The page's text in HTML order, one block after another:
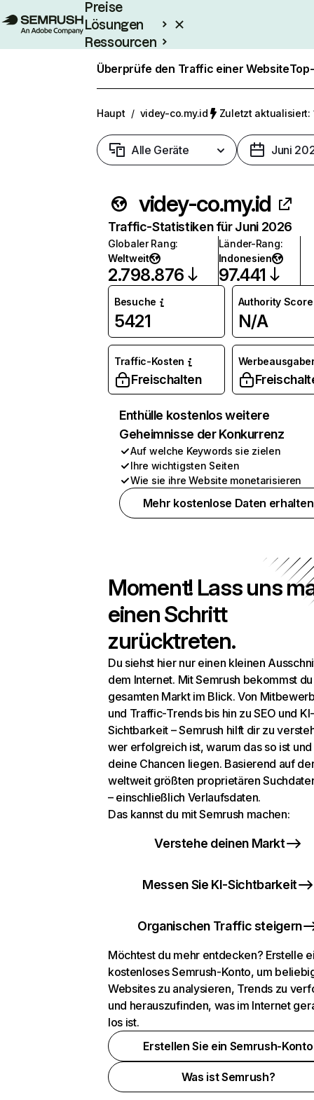
Preise
Lösungen
Ressourcen
Enterprise
Überprüfe den Traffic einer Website
Haupt / videy-co.my.id Zuletzt aktualisiert:
Alle Geräte Juni
videy-co.my.id
Traffic-Statistiken für Juni 2026
Globaler Rang:
Weltweit
2.798.876
Länder-Rang:
Indonesien
97.441
Besuche
5421
Authority Score
N/A
Traffic-Kosten
Freischalten
Enthülle kostenlos weitere
Geheimnisse der Konkurrenz
Auf welche Keywords sie zielen
Ihre wichtigsten Seiten
Wie sie ihre Website monetarisieren
Mehr kostenlose Daten erhalten
Moment! Lass uns
einen Schritt
zurücktreten.
Du siehst hier nur einen kleinen
dem Internet. Mit Semrush bekommst
gesamten Markt im Blick. Von
und Traffic-Trends bis hin zu SEO und KI-
Sichtbarkeit – Semrush hilft dir zu
wer erfolgreich ist, warum das so ist
deine Chancen liegen. Basierend auf
weltweit größten proprietären
– einschließlich Verlaufsdaten.
Das kannst du mit Semrush machen:
Verstehe deinen Markt
Messen Sie KI-Sichtbarkeit
Organischen Traffic steigern
Möchtest du mehr entdecken? Erstelle
kostenloses Semrush-Konto, um
Websites zu analysieren, Trends zu
und herauszufinden, was im Internet
los ist.
Erstellen Sie ein Semrush-Konto
Was ist Semrush?